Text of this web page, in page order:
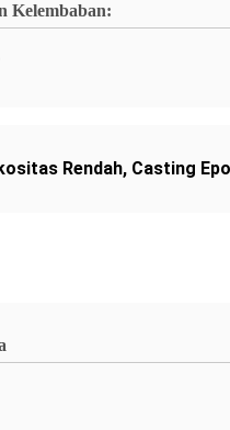
Kelembaban:
Rendah, Casting